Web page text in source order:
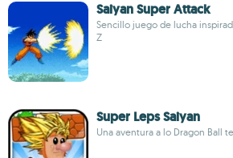
Saiyan Super Attack
Sencillo juego de lucha
Z
Super Leps Saiyan
Una aventura a lo Dragon Ball